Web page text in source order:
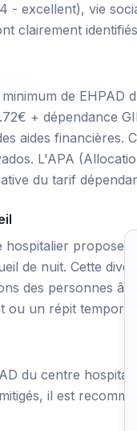
- excellent), vie
clairement
de EHPAD
+ dépendance
aides financières.
L'APA
du tarif
hospitalier propose
de nuit. Cette
des personnes
ou un répit
du centre
il est